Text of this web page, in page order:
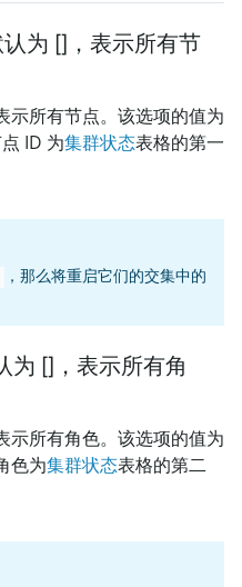
为 []，表示所有节
示所有节点。该选项的值为
ID 为集群状态表格的第一
，那么将重启它们的交集中的
为 []，表示所有角
示所有角色。该选项的值为
色为集群状态表格的第二